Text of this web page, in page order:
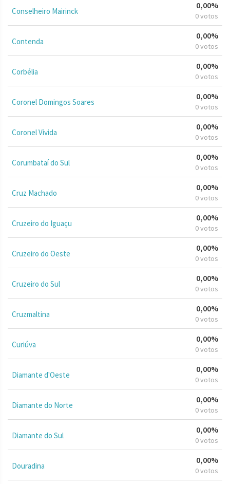
Conselheiro Mairinck
0,00%
0 votos
Contenda
0,00%
0 votos
Corbélia
0,00%
0 votos
Coronel Domingos Soares
0,00%
0 votos
Coronel Vivida
0,00%
0 votos
Corumbataí do Sul
0,00%
0 votos
Cruz Machado
0,00%
0 votos
Cruzeiro do Iguaçu
0,00%
0 votos
Cruzeiro do Oeste
0,00%
0 votos
Cruzeiro do Sul
0,00%
0 votos
Cruzmaltina
0,00%
0 votos
Curiúva
0,00%
0 votos
Diamante d'Oeste
0,00%
0 votos
Diamante do Norte
0,00%
0 votos
Diamante do Sul
0,00%
0 votos
Douradina
0,00%
0 votos